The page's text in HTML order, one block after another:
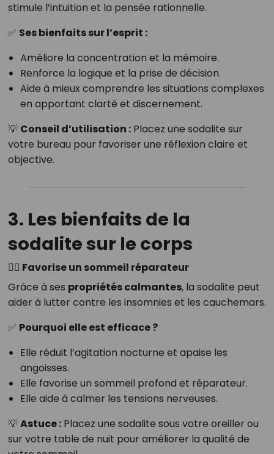
stimule l’intuition et la pensée rationnelle.
✅ Ses bienfaits sur l’esprit :
Améliore la concentration et la mémoire.
Renforce la logique et la prise de décision.
Aide à mieux comprendre les situations complexes
en apportant clarté et discernement.
💡 Conseil d’utilisation :Placez une sodalite sur
votre bureau pour favoriser une réflexion claire et
objective.
3. Les bienfaits de la
sodalite sur le corps
🧘‍♀️ Favorise un sommeil réparateur
Grâce à ses propriétés calmantes, la sodalite peut
aider à lutter contre les insomnies et les cauchemars.
✅ Pourquoi elle est efficace ?
Elle réduit l’agitation nocturne et apaise les
angoisses.
Elle favorise un sommeil profond et réparateur.
Elle aide à calmer les tensions nerveuses.
💡Astuce :Placez une sodalite sous votre oreiller ou
sur votre table de nuit pour améliorer la qualité de